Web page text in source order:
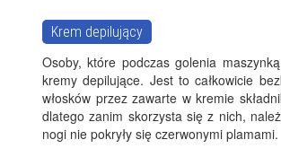
Krem depilujący
Osoby, które podczas golenia
kremy depilujące. Jest to całkowicie
włosków przez zawarte w kremie
dlatego zanim skorzysta się z nich,
nogi nie pokryły się czerwonymi plamami.